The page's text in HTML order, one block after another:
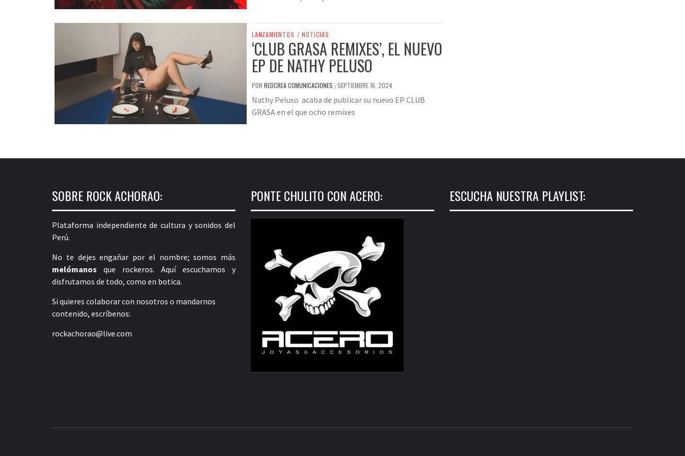
LANZAMIENTOS / NOTICIAS
‘CLUB GRASA REMIXES’, EL NUEVO
EP DE NATHY PELUSO
POR REDCREA COMUNICACIONES /SEPTIEMBRE 16, 2024
Nathy Peluso acaba de publicar su nuevo EP CLUB
GRASA en el que ocho remixes
SOBRE ROCK ACHORAO:
Plataforma independiente de cultura y sonidos del
Perú.
No te dejes engañar por el nombre; somos más
melómanos que rockeros. Aquí escuchamos y
disfrutamos de todo, como en botica.
Si quieres colaborar con nosotros o mandarnos
contenido, escríbenos:
rockachorao@live.com
PONTE CHULITO CON ACERO: ESCUCHA NUESTRA PLAYLIST: